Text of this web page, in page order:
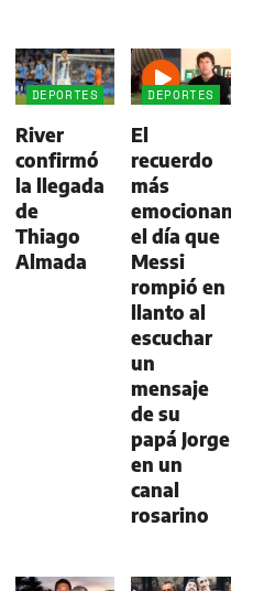
DEPORTES
River
confirmó
la llegada
de
Thiago
Almada
DEPORTES
El
recuerdo
más
el día que
Messi
rompió en
llanto al
escuchar
un
mensaje
de su
papá Jorge
en un
canal
rosarino